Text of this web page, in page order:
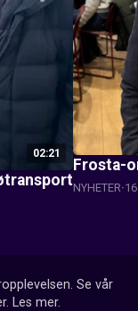
02:21
Frosta-
NYHETER
Se vår
Les mer.